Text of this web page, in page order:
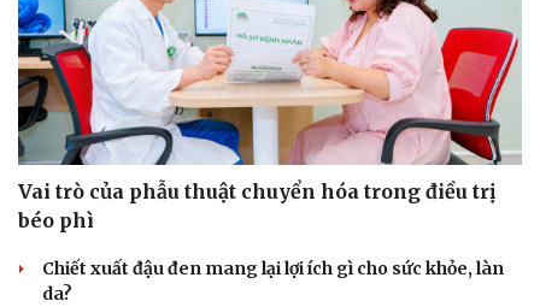
Vai trò của phẫu thuật chuyển hóa trong điều trị
béo phì
Chiết xuất đậu đen mang lại lợi ích gì cho sức khỏe, làn
da?